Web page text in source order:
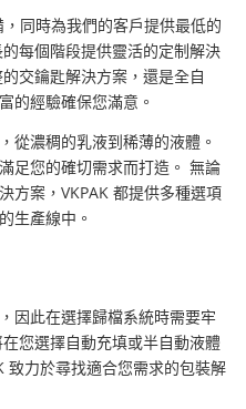
同時為我們的客戶提供最低的
每個階段提供靈活的定制解決
交鑰匙解決方案，還是全自
的經驗確保您滿意。
從濃稠的乳液到稀薄的液體。
足您的確切需求而打造。 無論
方案，VKPAK 都提供多種選項
生產線中。
因此在選擇歸檔系統時需要牢
您選擇自動充填或半自動液體
致力於尋找適合您需求的包裝解